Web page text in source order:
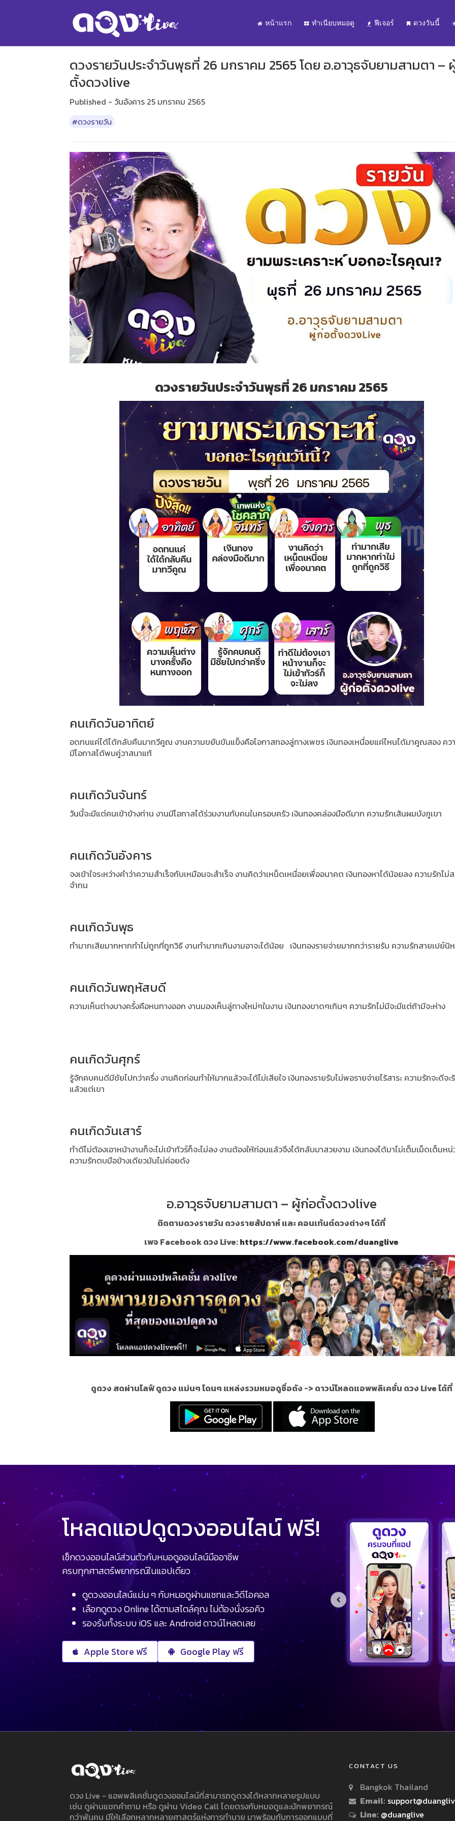
หน้าแรก ทำเนียบหมอดู ฟีเจอร์ ดวงวันนี้
ดวงรายวันประจำวันพุธที่ 26 มกราคม 2565 โดย อ.อาวุธจับยามสามตา –
ตั้งดวงlive
Published - วันอังคาร 25 มกราคม 2565
#ดวงรายวัน
ดวงรายวันประจำวันพุธที่ 26 มกราคม 2565
คนเกิดวันอาทิตย์
อดทนแค่ได้ได้กลับคืนมาทวีคูณ งานความขยันขันแข็งคือโอกาสทองลู่ทางเพชร เงินทองเหนื่อยแค่ไหนได้มาคูณสอง คว
มีโอกาสได้พบคู่วาสนาแท้
คนเกิดวันจันทร์
วันนี้จะมีแต่คนเข้าข้างท่าน งานมีโอกาสได้ร่วมงานกับคนในครอบครัว เงินทองคล่องมือดีมาก ความรักเส้นผมบังภูเขา
คนเกิดวันอังคาร
จงเข้าใจระหว่างคำว่าความสำเร็จกับเหมือนจะสำเร็จ งานคิดว่าเหน็ดเหนื่อยเพื่ออนาคต เงินทองหาได้น้อยลง ความรักไม่
จำทน
คนเกิดวันพุธ
ทำมากเสียมากหากทำไม่ถูกที่ถูกวิธี งานทำมากเกินงามอาจะได้น้อย เงินทองรายจ่ายมากกว่ารายรับ ความรักสายเปย์นิ
คนเกิดวันพฤหัสบดี
ความเห็นต่างบางครั้งคือหนทางออก งานมองเห็นลู่ทางใหม่ๆในงาน เงินทองขาดๆเกินๆ ความรักไม่มีจะมีแต่ถ้ามีจะห่าง
คนเกิดวันศุกร์
รู้จักคบคนดีมีชัยไปกว่าครึ่ง งานคิดก่อนทำให้มากแล้วจะได้ไม่เสียใจ เงินทองรายรับไม่พอรายจ่ายไร้สาระ ความรักจะดีจะ
แล้วแต่เขา
คนเกิดวันเสาร์
ทำดีไม่ต้องเอาหน้างานก็จะไม่เข้าทัวร์ก็จะไม่ลง งานต้องให้ก่อนแล้วจึงได้กลับมาสวยงาม เงินทองได้มาไม่เต็มเม็ดเต็มห
ความรักตบมือข้างเดียวมันไม่ค่อยดัง
อ.อาวุธจับยามสามตา – ผู้ก่อตั้งดวงlive
ติดตามดวงรายวัน ดวงรายสัปดาห์ และ คอนเท้นต์ดวงต่างๆ ได้ที่
เพจ Facebook ดวง Live:https://www.facebook.com/duanglive
ดูดวง สดผ่านไลฟ์ ดูดวง แม่นๆ โดนๆ แหล่งรวมหมอดูชื่อดัง -> ดาวน์โหลดแอพพลิเคชั่น ดวง Live ได้ที่
โหลดแอปดูดวงออนไลน์ ฟรี!
เช็กดวงออนไลน์ส่วนตัวกับหมอดูออนไลน์มืออาชีพ
ครบทุกศาสตร์พยากรณ์ในแอปเดียว
ดูดวงออนไลน์แม่น ๆ กับหมอดูผ่านแชทและวิดีโอคอล
เลือกดูดวง Online ได้ตามสไตล์คุณ ไม่ต้องนั่งรอคิว
รองรับทั้งระบบ iOS และ Android ดาวน์โหลดเลย
Apple Store ฟรี Google Play ฟรี
ดวง Live - แอพพลิเคชั่นดูดวงออนไลน์ที่สามารถดูดวงได้หลากหลายรูปแบบ
เช่น ดูผ่านแชทคำถาม หรือ ดูผ่าน Video Call โดยตรงกับหมอดูและนักพยากรณ์
กว่าพันคน มีให้เลือกหลากหลายศาสตร์แห่งการทำนาย มาพร้อมกับการออกแบบที่
CONTACT US
Bangkok Thailand
Email:
Line: @duanglive